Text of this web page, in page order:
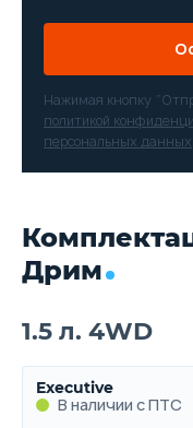
Нажимая кнопку
политикой
персональных данных
Дрим
1.5 л. 4WD
Executive
В наличии с ПТС